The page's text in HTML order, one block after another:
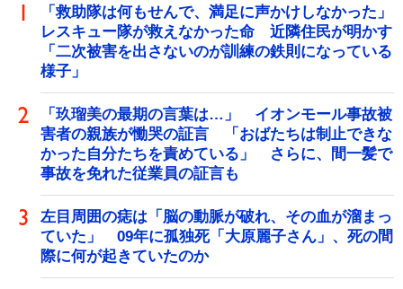
「救助隊は何もせんで、満足に声かけしなかった」
レスキュー隊が救えなかった命 近隣住民が明かす
「二次被害を出さないのが訓練の鉄則になっている
様子」
「玖瑠美の最期の言葉は…」 イオンモール事故被
害者の親族が慟哭の証言 「おばたちは制止できな
かった自分たちを責めている」 さらに、間一髪で
事故を免れた従業員の証言も
左目周囲の痣は「脳の動脈が破れ、その血が溜まっ
ていた」 09年に孤独死「大原麗子さん」、死の間
際に何が起きていたのか